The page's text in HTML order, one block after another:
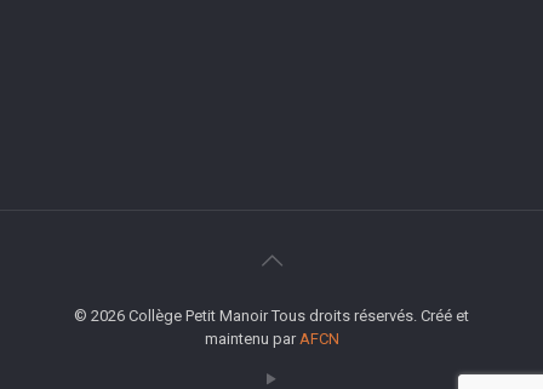
© 2026 Collège Petit Manoir Tous droits réservés. Créé et
maintenu parAFCN